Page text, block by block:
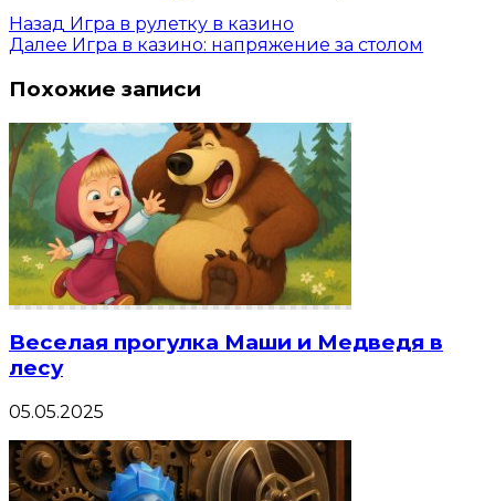
Назад Игра в рулетку в казино
Далее Игра в казино: напряжение за столом
Похожие записи
Веселая прогулка Маши и Медведя в
лесу
05.05.2025